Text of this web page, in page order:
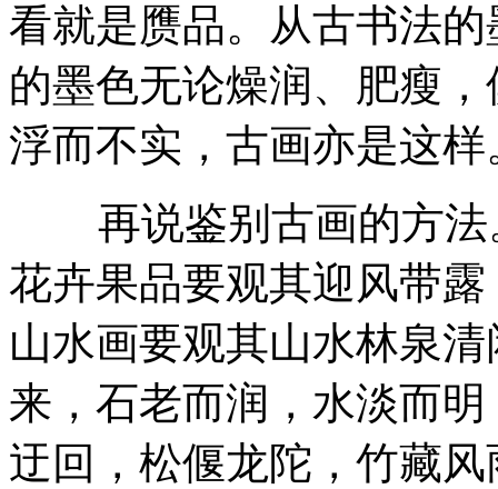
看就是赝品。从古书法
的墨色无论燥润、肥瘦
浮而不实，古画亦是这样
再说鉴别古画的方法
花卉果品要观其迎风带
山水画要观其山水林泉
来，石老而润，水淡而
迂回，松偃龙陀，竹藏